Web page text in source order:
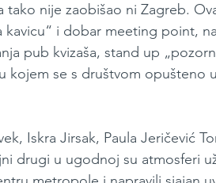
tako nije zaobišao ni Zagreb.
kavicu“ i dobar meeting point,
pub kvizaša, stand up
kojem se s društvom opušteno
Iskra Jirsak, Paula Jeričević
drugi u ugodnoj su atmosferi